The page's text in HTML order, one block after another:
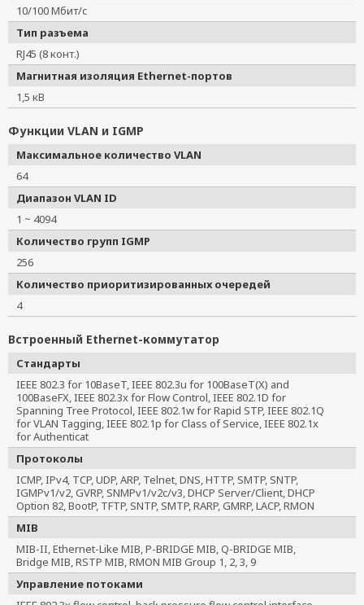
10/100 Мбит/с
Тип разъема
RJ45 (8 конт.)
Магнитная изоляция Ethernet-портов
1,5 кВ
Функции VLAN и IGMP
Максимальное количество VLAN
64
Диапазон VLAN ID
1 ~ 4094
Количество групп IGMP
256
Количество приоритизированных очередей
4
Встроенный Ethernet-коммутатор
Стандарты
IEEE 802.3 for 10BaseT, IEEE 802.3u for 100BaseT(X) and
100BaseFX, IEEE 802.3x for Flow Control, IEEE 802.1D for
Spanning Tree Protocol, IEEE 802.1w for Rapid STP, IEEE 802.1Q
for VLAN Tagging, IEEE 802.1p for Class of Service, IEEE 802.1x
for Authenticat
Протоколы
ICMP, IPv4, TCP, UDP, ARP, Telnet, DNS, HTTP, SMTP, SNTP,
IGMPv1/v2, GVRP, SNMPv1/v2c/v3, DHCP Server/Client, DHCP
Option 82, BootP, TFTP, SNTP, SMTP, RARP, GMRP, LACP, RMON
MIB
MIB-II, Ethernet-Like MIB, P-BRIDGE MIB, Q-BRIDGE MIB,
Bridge MIB, RSTP MIB, RMON MIB Group 1, 2, 3, 9
Управление потоками